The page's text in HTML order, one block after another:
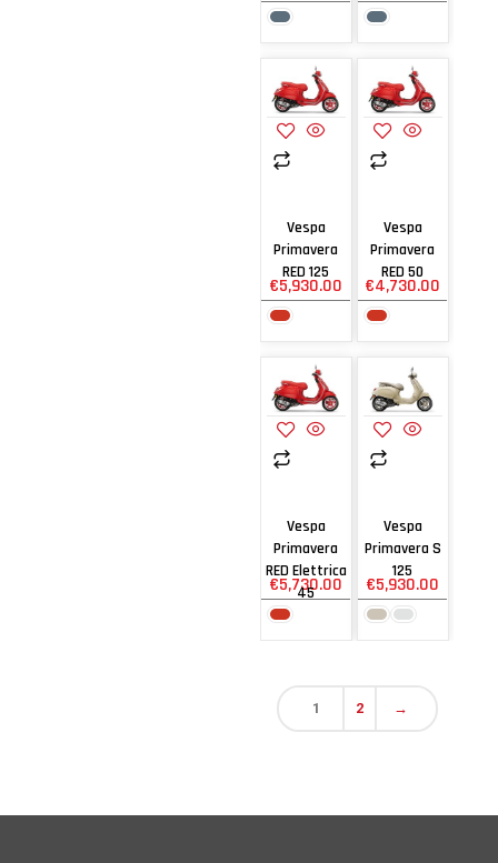
Vespa
Primavera
RED 125
€5,930.00
Vespa
Primavera
RED 50
€4,730.00
Vespa
Primavera
RED Elettrica
45
€5,730.00
Vespa
Primavera S
125
€5,930.00
1 2 →